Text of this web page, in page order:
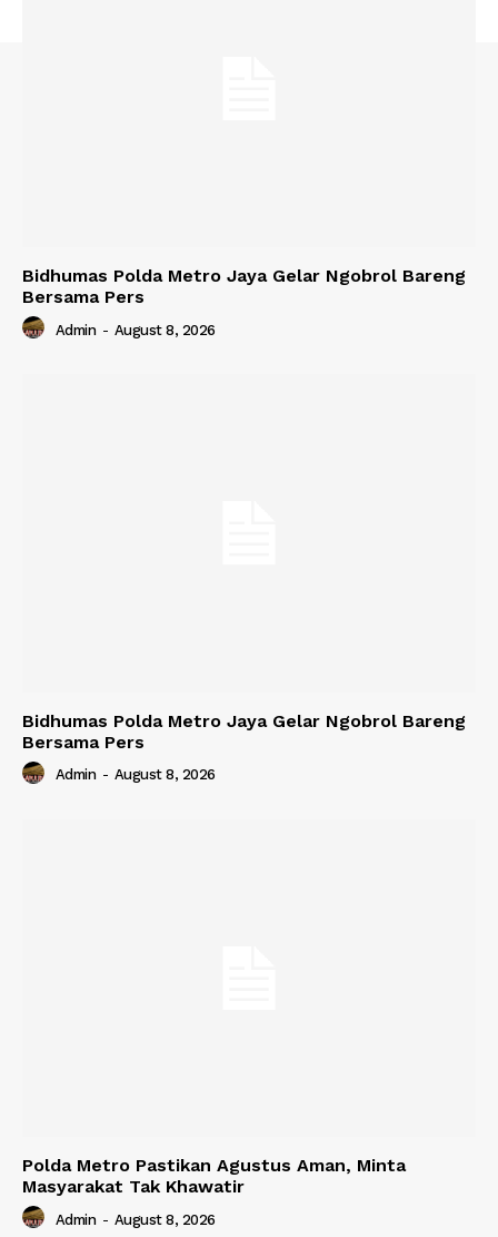
Bidhumas Polda Metro Jaya Gelar Ngobrol Bareng
Bersama Pers
Admin - August 8, 2026
Bidhumas Polda Metro Jaya Gelar Ngobrol Bareng
Bersama Pers
Admin - August 8, 2026
Polda Metro Pastikan Agustus Aman, Minta
Masyarakat Tak Khawatir
Admin - August 8, 2026